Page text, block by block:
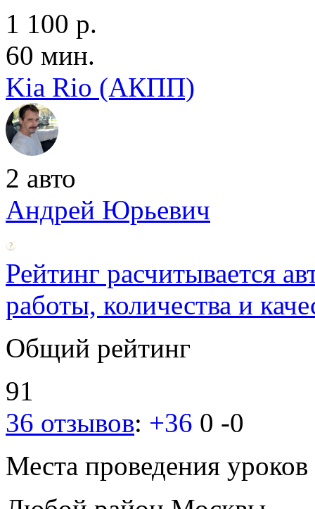
1 100 р.
60 мин.
Kia Rio (АКПП)
2 авто
Андрей Юрьевич
Рейтинг расчитывается
работы, количества и
Общий рейтинг
91
36 отзывов: +36 0 -0
Места проведения уроков